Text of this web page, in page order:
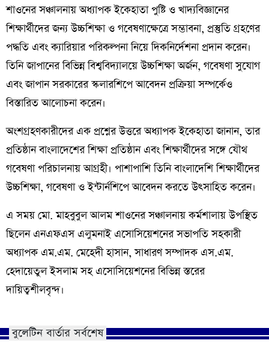
শাওনের সঞ্চালনায় অধ্যাপক ইকেহাতা পুষ্টি ও খাদ্যবিজ্ঞানের
শিক্ষার্থীদের জন্য উচ্চশিক্ষা ও গবেষণাক্ষেত্রে সম্ভাবনা, প্রস্তুতি গ্রহণের
পদ্ধতি এবং ক্যারিয়ার পরিকল্পনা নিয়ে দিকনির্দেশনা প্রদান করেন।
তিনি জাপানের বিভিন্ন বিশ্ববিদ্যালয়ে উচ্চশিক্ষা অর্জন, গবেষণা সুযোগ
এবং জাপান সরকারের স্কলারশিপে আবেদন প্রক্রিয়া সম্পর্কেও
বিস্তারিত আলোচনা করেন।
অংশগ্রহণকারীদের এক প্রশ্নের উত্তরে অধ্যাপক ইকেহাতা জানান, তার
প্রতিষ্ঠান বাংলাদেশের শিক্ষা প্রতিষ্ঠান এবং শিক্ষার্থীদের সঙ্গে যৌথ
গবেষণা পরিচালনায় আগ্রহী। পাশাপাশি তিনি বাংলাদেশি শিক্ষার্থীদের
উচ্চশিক্ষা, গবেষণা ও ইন্টার্নশিপে আবেদন করতে উৎসাহিত করেন।
এ সময় মো. মাহবুবুল আলম শাওনের সঞ্চালনায় কর্মশালায় উপস্থিত
ছিলেন এনএফএস এলুমনাই এসোসিয়েশনের সভাপতি সহকারী
অধ্যাপক এম.এম. মেহেদী হাসান, সাধারণ সম্পাদক এস.এম.
হেদায়েতুল ইসলাম সহ এসোসিয়েশনের বিভিন্ন স্তরের
দায়িত্বশীলবৃন্দ।
বুলেটিন বার্তার সর্বশেষ